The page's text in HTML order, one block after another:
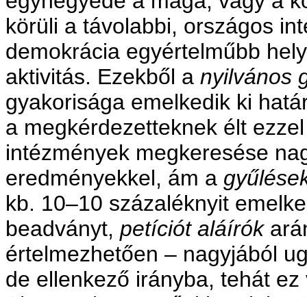
körüli a távolabbi, országos
demokrácia egyértelműbb
aktivitás. Ezekből a nyilvános
gyakorisága emelkedik ki
a megkérdezetteknek élt
intézmények megkeresése
eredményekkel, ám a
kb. 10–10 százaléknyit
beadványt, petíciót aláírók
értelmezhetően – nagyjából
de ellenkező irányba, tehát